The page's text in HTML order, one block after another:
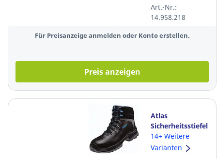
Art.-Nr.:
14.958.218
Für Preisanzeige anmelden oder Konto erstellen.
Preis anzeigen
Atlas
Sicherheitsstiefel
SL845 XP BLUE
65200, ESD, S3
14+ Weitere
Varianten